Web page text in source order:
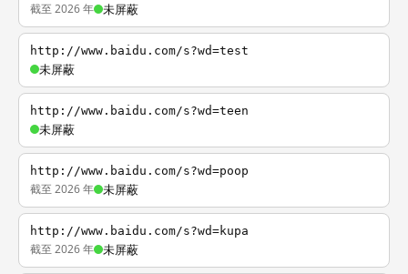
截至 2026 年 未屏蔽
http://www.baidu.com/s?wd=test
未屏蔽
http://www.baidu.com/s?wd=teen
未屏蔽
http://www.baidu.com/s?wd=poop
截至 2026 年 未屏蔽
http://www.baidu.com/s?wd=kupa
截至 2026 年 未屏蔽